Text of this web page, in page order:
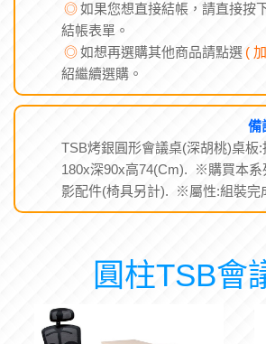
◎如果您想直接結帳，請直接按
結帳表單。
◎如想再選購其他商品請點選 (
紹繼續選購。
備
TSB烤銀圓形會議桌(深胡桃)桌
180x深90x高74(Cm). ※購買本系
影配件(椅具另計). ※屬性:組裝完
圓柱TSB會